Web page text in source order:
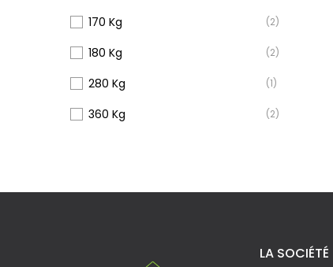
170 Kg (2)
180 Kg (2)
280 Kg (1)
360 Kg (2)
LA SOCIÉTÉ